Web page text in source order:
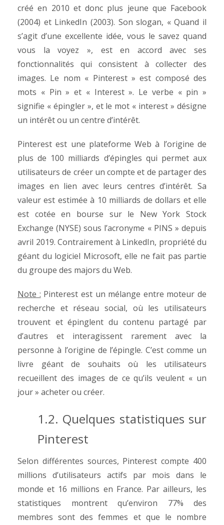
créé en 2010 et donc plus jeune que Facebook
(2004) et LinkedIn (2003). Son slogan, « Quand il
s’agit d’une excellente idée, vous le savez quand
vous la voyez », est en accord avec ses
fonctionnalités qui consistent à collecter des
images. Le nom « Pinterest » est composé des
mots « Pin » et « Interest ». Le verbe « pin »
signifie « épingler », et le mot « interest » désigne
un intérêt ou un centre d’intérêt.
Pinterest est une plateforme Web à l’origine de
plus de 100 milliards d’épingles qui permet aux
utilisateurs de créer un compte et de partager des
images en lien avec leurs centres d’intérêt. Sa
valeur est estimée à 10 milliards de dollars et elle
est cotée en bourse sur le New York Stock
Exchange (NYSE) sous l’acronyme « PINS » depuis
avril 2019. Contrairement à LinkedIn, propriété du
géant du logiciel Microsoft, elle ne fait pas partie
du groupe des majors du Web.
Note : Pinterest est un mélange entre moteur de
recherche et réseau social, où les utilisateurs
trouvent et épinglent du contenu partagé par
d’autres et interagissent rarement avec la
personne à l’origine de l’épingle. C’est comme un
livre géant de souhaits où les utilisateurs
recueillent des images de ce qu’ils veulent « un
jour » acheter ou créer.
1.2. Quelques statistiques sur
Pinterest
Selon différentes sources, Pinterest compte 400
millions d’utilisateurs actifs par mois dans le
monde et 16 millions en France. Par ailleurs, les
statistiques montrent qu’environ 77% des
membres sont des femmes et que le nombre